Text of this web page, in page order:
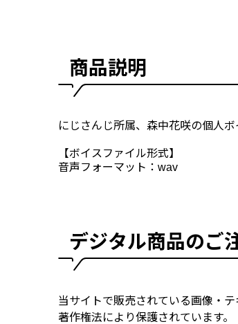
商品説明
にじさんじ所属、森中花咲の個人ボ
【ボイスファイル形式】
音声フォーマット：wav
デジタル商品のご
当サイトで販売されている画像・
著作権法により保護されています。